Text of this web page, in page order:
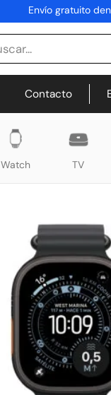
Envío gratuito
Contacto
Watch TV